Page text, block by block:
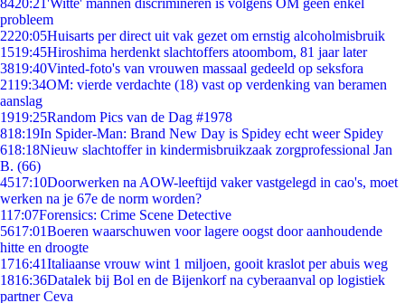
8420:21'Witte' mannen discrimineren is volgens OM geen enkel
probleem
2220:05Huisarts per direct uit vak gezet om ernstig alcoholmisbruik
1519:45Hiroshima herdenkt slachtoffers atoombom, 81 jaar later
3819:40Vinted-foto's van vrouwen massaal gedeeld op seksfora
2119:34OM: vierde verdachte (18) vast op verdenking van beramen
aanslag
1919:25Random Pics van de Dag #1978
818:19In Spider-Man: Brand New Day is Spidey echt weer Spidey
618:18Nieuw slachtoffer in kindermisbruikzaak zorgprofessional Jan
B. (66)
4517:10Doorwerken na AOW-leeftijd vaker vastgelegd in cao's, moet
werken na je 67e de norm worden?
117:07Forensics: Crime Scene Detective
5617:01Boeren waarschuwen voor lagere oogst door aanhoudende
hitte en droogte
1716:41Italiaanse vrouw wint 1 miljoen, gooit kraslot per abuis weg
1816:36Datalek bij Bol en de Bijenkorf na cyberaanval op logistiek
partner Ceva